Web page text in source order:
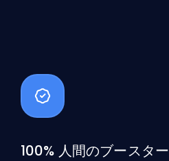
100% 人間のブースター